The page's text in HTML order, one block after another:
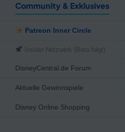
Community & Exklusives
Patreon Inner Circle
Insider-Netzwerk (Beta folgt)
DisneyCentral.de Forum
Aktuelle Gewinnspiele
Disney Online Shopping